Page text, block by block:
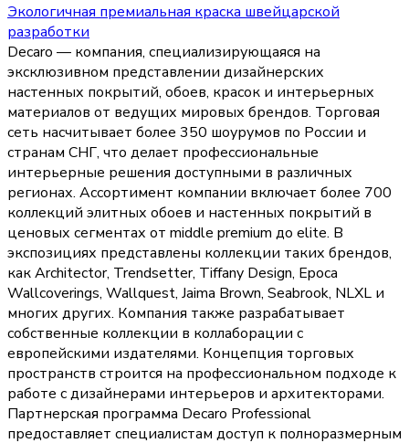
Экологичная премиальная краска швейцарской
разработки
Decaro — компания, специализирующаяся на
эксклюзивном представлении дизайнерских
настенных покрытий, обоев, красок и интерьерных
материалов от ведущих мировых брендов. Торговая
сеть насчитывает более 350 шоурумов по России и
странам СНГ, что делает профессиональные
интерьерные решения доступными в различных
регионах. Ассортимент компании включает более 700
коллекций элитных обоев и настенных покрытий в
ценовых сегментах от middle premium до elite. В
экспозициях представлены коллекции таких брендов,
как Architector, Trendsetter, Tiffany Design, Epoca
Wallcoverings, Wallquest, Jaima Brown, Seabrook, NLXL и
многих других. Компания также разрабатывает
собственные коллекции в коллаборации с
европейскими издателями. Концепция торговых
пространств строится на профессиональном подходе к
работе с дизайнерами интерьеров и архитекторами.
Партнерская программа Decaro Professional
предоставляет специалистам доступ к полноразмерным